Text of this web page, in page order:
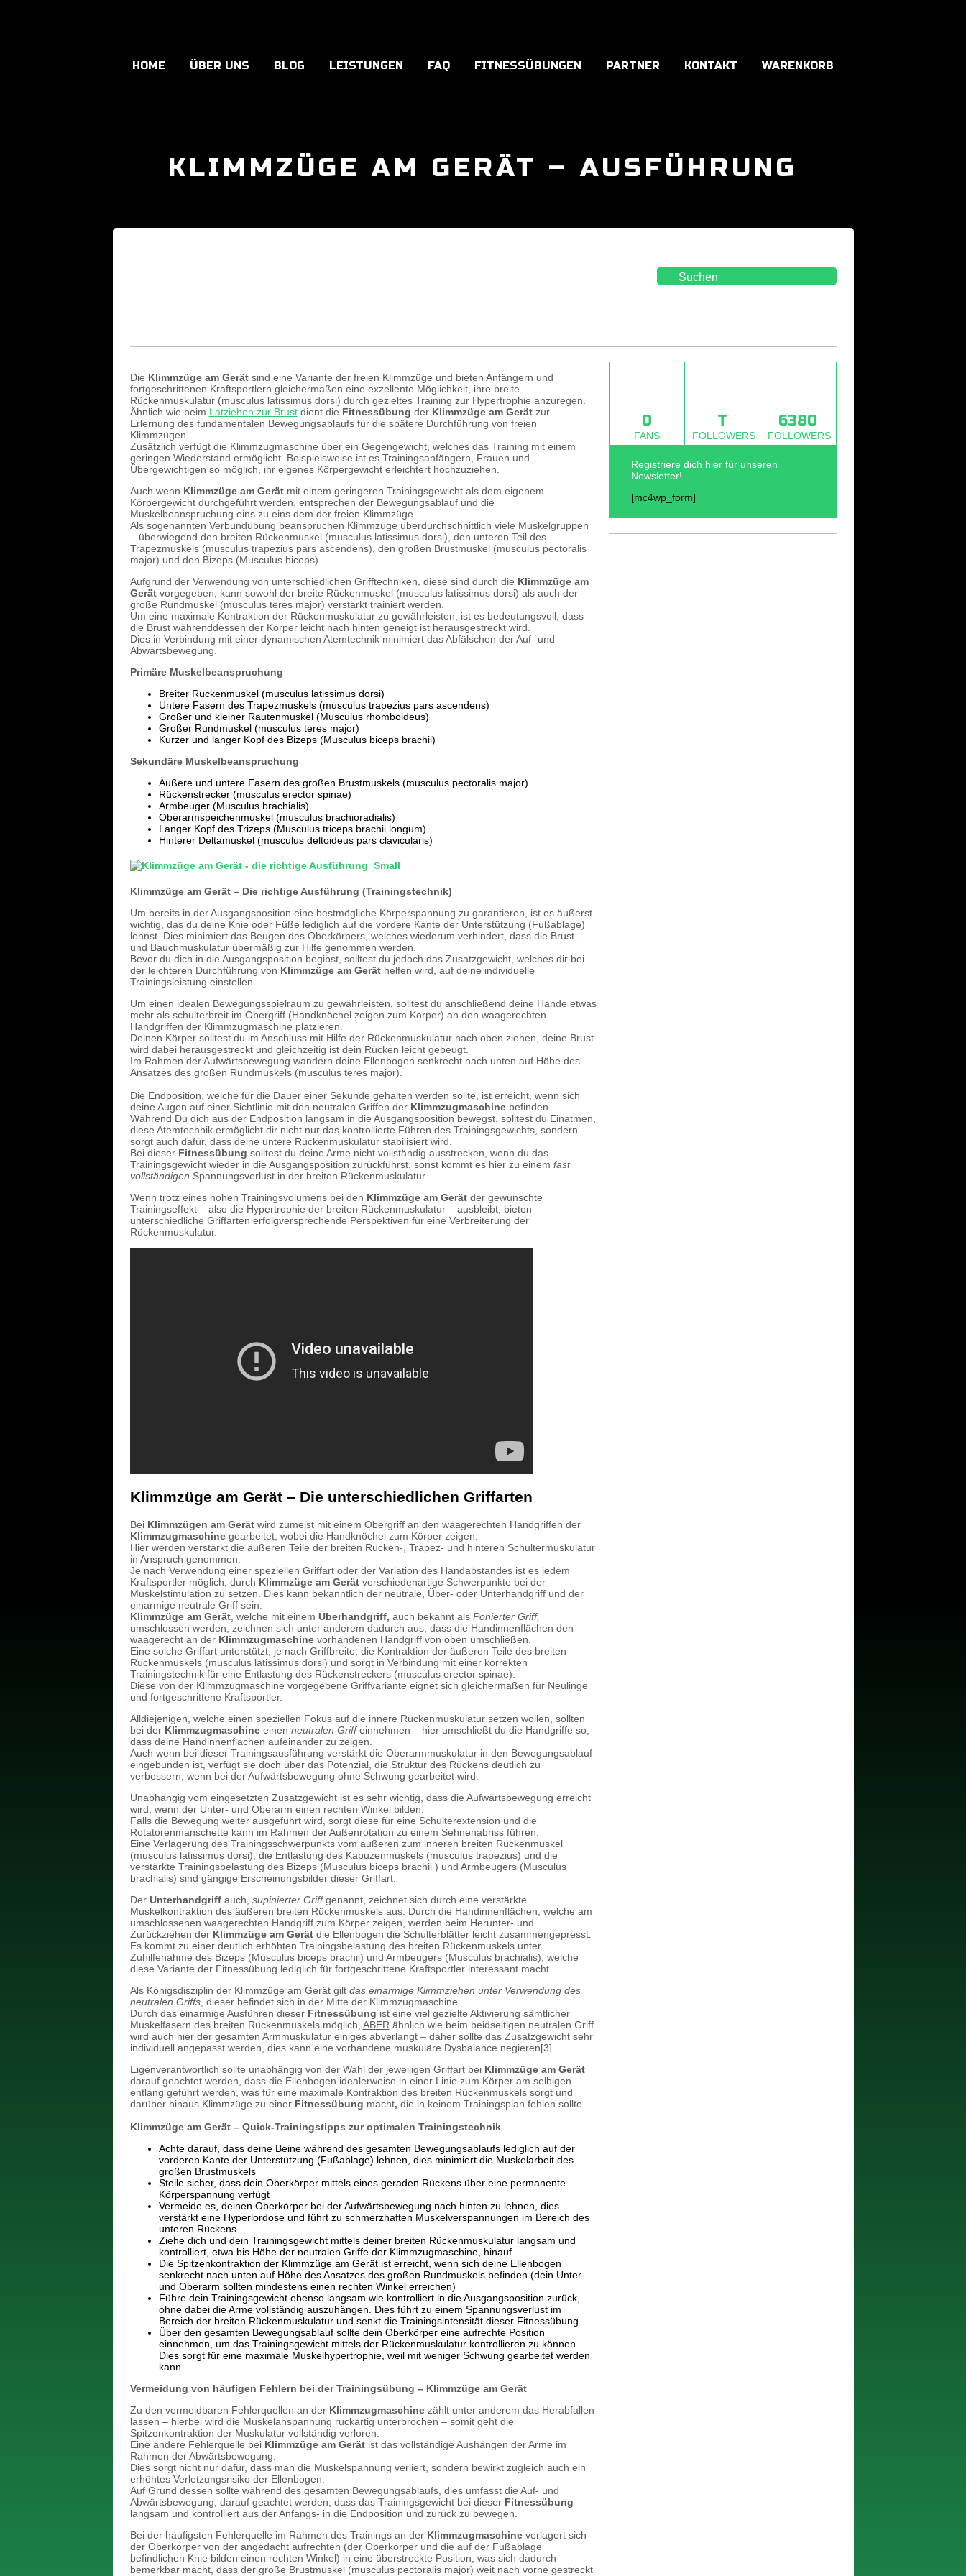
HOME ÜBER UNS BLOG LEISTUNGEN FAQ FITNESSÜBUNGEN PARTNER KONTAKT WARENKORB
KLIMMZÜGE AM GERÄT – AUSFÜHRUNG
Die Klimmzüge am Gerätsind eine Variante der freien Klimmzüge und bieten Anfängern und
fortgeschrittenen Kraftsportlern gleichermaßen eine exzellente Möglichkeit, ihre breite
Rückenmuskulatur (musculus latissimus dorsi) durch gezieltes Training zur Hypertrophie anzuregen.
Ähnlich wie beim Latziehen zur Brustdient die Fitnessübung der Klimmzüge am Gerätzur
Erlernung des fundamentalen Bewegungsablaufs für die spätere Durchführung von freien
Klimmzügen.
Zusätzlich verfügt die Klimmzugmaschine über ein Gegengewicht, welches das Training mit einem
geringen Wiederstand ermöglicht. Beispielsweise ist es Trainingsanfängern, Frauen und
Übergewichtigen so möglich, ihr eigenes Körpergewicht erleichtert hochzuziehen.
Auch wenn Klimmzüge am Gerätmit einem geringeren Trainingsgewicht als dem eigenem
Körpergewicht durchgeführt werden, entsprechen der Bewegungsablauf und die
Muskelbeanspruchung eins zu eins dem der freien Klimmzüge.
Als sogenannten Verbundübung beanspruchen Klimmzüge überdurchschnittlich viele Muskelgruppen
– überwiegend den breiten Rückenmuskel (musculus latissimus dorsi), den unteren Teil des
Trapezmuskels (musculus trapezius pars ascendens), den großen Brustmuskel (musculus pectoralis
major) und den Bizeps (Musculus biceps).
Aufgrund der Verwendung von unterschiedlichen Grifftechniken, diese sind durch die Klimmzüge am
Gerätvorgegeben, kann sowohl der breite Rückenmuskel (musculus latissimus dorsi) als auch der
große Rundmuskel (musculus teres major) verstärkt trainiert werden.
Um eine maximale Kontraktion der Rückenmuskulatur zu gewährleisten, ist es bedeutungsvoll, dass
die Brust währenddessen der Körper leicht nach hinten geneigt ist herausgestreckt wird.
Dies in Verbindung mit einer dynamischen Atemtechnik minimiert das Abfälschen der Auf- und
Abwärtsbewegung.
Primäre Muskelbeanspruchung
Breiter Rückenmuskel (musculus latissimus dorsi)
Untere Fasern des Trapezmuskels (musculus trapezius pars ascendens)
Großer und kleiner Rautenmuskel (Musculus rhomboideus)
Großer Rundmuskel (musculus teres major)
Kurzer und langer Kopf des Bizeps (Musculus biceps brachii)
Sekundäre Muskelbeanspruchung
Äußere und untere Fasern des großen Brustmuskels (musculus pectoralis major)
Rückenstrecker (musculus erector spinae)
Armbeuger (Musculus brachialis)
Oberarmspeichenmuskel (musculus brachioradialis)
Langer Kopf des Trizeps (Musculus triceps brachii longum)
Hinterer Deltamuskel (musculus deltoideus pars clavicularis)
Klimmzüge am Gerät – Die richtige Ausführung (Trainingstechnik)
Um bereits in der Ausgangsposition eine bestmögliche Körperspannung zu garantieren, ist es äußerst
wichtig, das du deine Knie oder Füße lediglich auf die vordere Kante der Unterstützung (Fußablage)
lehnst. Dies minimiert das Beugen des Oberkörpers, welches wiederum verhindert, dass die Brust-
und Bauchmuskulatur übermäßig zur Hilfe genommen werden.
Bevor du dich in die Ausgangsposition begibst, solltest du jedoch das Zusatzgewicht, welches dir bei
der leichteren Durchführung von Klimmzüge am Geräthelfen wird, auf deine individuelle
Trainingsleistung einstellen.
Um einen idealen Bewegungsspielraum zu gewährleisten, solltest du anschließend deine Hände etwas
mehr als schulterbreit im Obergriff (Handknöchel zeigen zum Körper) an den waagerechten
Handgriffen der Klimmzugmaschine platzieren.
Deinen Körper solltest du im Anschluss mit Hilfe der Rückenmuskulatur nach oben ziehen, deine Brust
wird dabei herausgestreckt und gleichzeitig ist dein Rücken leicht gebeugt.
Im Rahmen der Aufwärtsbewegung wandern deine Ellenbogen senkrecht nach unten auf Höhe des
Ansatzes des großen Rundmuskels (musculus teres major).
Die Endposition, welche für die Dauer einer Sekunde gehalten werden sollte, ist erreicht, wenn sich
deine Augen auf einer Sichtlinie mit den neutralen Griffen der Klimmzugmaschinebefinden.
Während Du dich aus der Endposition langsam in die Ausgangsposition bewegst, solltest du Einatmen,
diese Atemtechnik ermöglicht dir nicht nur das kontrollierte Führen des Trainingsgewichts, sondern
sorgt auch dafür, dass deine untere Rückenmuskulatur stabilisiert wird.
Bei dieser Fitnessübung solltest du deine Arme nicht vollständig ausstrecken, wenn du das
Trainingsgewicht wieder in die Ausgangsposition zurückführst, sonst kommt es hier zu einem fast
vollständigen Spannungsverlust in der breiten Rückenmuskulatur.
Wenn trotz eines hohen Trainingsvolumens bei den Klimmzüge am Gerätder gewünschte
Trainingseffekt – also die Hypertrophie der breiten Rückenmuskulatur – ausbleibt, bieten
unterschiedliche Griffarten erfolgversprechende Perspektiven für eine Verbreiterung der
Rückenmuskulatur.
Klimmzüge am Gerät – Die unterschiedlichen Griffarten
Bei Klimmzügen am Gerätwird zumeist mit einem Obergriff an den waagerechten Handgriffen der
Klimmzugmaschinegearbeitet, wobei die Handknöchel zum Körper zeigen.
Hier werden verstärkt die äußeren Teile der breiten Rücken-, Trapez- und hinteren Schultermuskulatur
in Anspruch genommen.
Je nach Verwendung einer speziellen Griffart oder der Variation des Handabstandes ist es jedem
Kraftsportler möglich, durch Klimmzüge am Gerätverschiedenartige Schwerpunkte bei der
Muskelstimulation zu setzen. Dies kann bekanntlich der neutrale, Über- oder Unterhandgriff und der
einarmige neutrale Griff sein.
Klimmzüge am Gerät, welche mit einem Überhandgriff, auch bekannt als Ponierter Griff,
umschlossen werden, zeichnen sich unter anderem dadurch aus, dass die Handinnenflächen den
waagerecht an der Klimmzugmaschinevorhandenen Handgriff von oben umschließen.
Eine solche Griffart unterstützt, je nach Griffbreite, die Kontraktion der äußeren Teile des breiten
Rückenmuskels (musculus latissimus dorsi) und sorgt in Verbindung mit einer korrekten
Trainingstechnik für eine Entlastung des Rückenstreckers (musculus erector spinae).
Diese von der Klimmzugmaschine vorgegebene Griffvariante eignet sich gleichermaßen für Neulinge
und fortgeschrittene Kraftsportler.
Alldiejenigen, welche einen speziellen Fokus auf die innere Rückenmuskulatur setzen wollen, sollten
bei der Klimmzugmaschineeinen neutralen Griffeinnehmen – hier umschließt du die Handgriffe so,
dass deine Handinnenflächen aufeinander zu zeigen.
Auch wenn bei dieser Trainingsausführung verstärkt die Oberarmmuskulatur in den Bewegungsablauf
eingebunden ist, verfügt sie doch über das Potenzial, die Struktur des Rückens deutlich zu
verbessern, wenn bei der Aufwärtsbewegung ohne Schwung gearbeitet wird.
Unabhängig vom eingesetzten Zusatzgewicht ist es sehr wichtig, dass die Aufwärtsbewegung erreicht
wird, wenn der Unter- und Oberarm einen rechten Winkel bilden.
Falls die Bewegung weiter ausgeführt wird, sorgt diese für eine Schulterextension und die
Rotatorenmanschette kann im Rahmen der Außenrotation zu einem Sehnenabriss führen.
Eine Verlagerung des Trainingsschwerpunkts vom äußeren zum inneren breiten Rückenmuskel
(musculus latissimus dorsi), die Entlastung des Kapuzenmuskels (musculus trapezius) und die
verstärkte Trainingsbelastung des Bizeps (Musculus biceps brachii ) und Armbeugers (Musculus
brachialis) sind gängige Erscheinungsbilder dieser Griffart.
Der Unterhandgriffauch, supinierter Griffgenannt, zeichnet sich durch eine verstärkte
Muskelkontraktion des äußeren breiten Rückenmuskels aus. Durch die Handinnenflächen, welche am
umschlossenen waagerechten Handgriff zum Körper zeigen, werden beim Herunter- und
Zurückziehen der Klimmzüge am Gerätdie Ellenbogen die Schulterblätter leicht zusammengepresst.
Es kommt zu einer deutlich erhöhten Trainingsbelastung des breiten Rückenmuskels unter
Zuhilfenahme des Bizeps (Musculus biceps brachii) und Armbeugers (Musculus brachialis), welche
diese Variante der Fitnessübung lediglich für fortgeschrittene Kraftsportler interessant macht.
Als Königsdisziplin der Klimmzüge am Gerät gilt das einarmige Klimmziehen unter Verwendung des
neutralen Griffs, dieser befindet sich in der Mitte der Klimmzugmaschine.
Durch das einarmige Ausführen dieser Fitnessübung ist eine viel gezielte Aktivierung sämtlicher
Muskelfasern des breiten Rückenmuskels möglich, ABER ähnlich wie beim beidseitigen neutralen Griff
wird auch hier der gesamten Armmuskulatur einiges abverlangt – daher sollte das Zusatzgewicht sehr
individuell angepasst werden, dies kann eine vorhandene muskuläre Dysbalance negieren[3].
Eigenverantwortlich sollte unabhängig von der Wahl der jeweiligen Griffart bei Klimmzüge am Gerät
darauf geachtet werden, dass die Ellenbogen idealerweise in einer Linie zum Körper am selbigen
entlang geführt werden, was für eine maximale Kontraktion des breiten Rückenmuskels sorgt und
darüber hinaus Klimmzüge zu einer Fitnessübung macht, die in keinem Trainingsplan fehlen sollte.
Klimmzüge am Gerät – Quick-Trainingstipps zur optimalen Trainingstechnik
Achte darauf, dass deine Beine während des gesamten Bewegungsablaufs lediglich auf der
vorderen Kante der Unterstützung (Fußablage) lehnen, dies minimiert die Muskelarbeit des
großen Brustmuskels
Stelle sicher, dass dein Oberkörper mittels eines geraden Rückens über eine permanente
Körperspannung verfügt
Vermeide es, deinen Oberkörper bei der Aufwärtsbewegung nach hinten zu lehnen, dies
verstärkt eine Hyperlordose und führt zu schmerzhaften Muskelverspannungen im Bereich des
unteren Rückens
Ziehe dich und dein Trainingsgewicht mittels deiner breiten Rückenmuskulatur langsam und
kontrolliert, etwa bis Höhe der neutralen Griffe der Klimmzugmaschine, hinauf
Die Spitzenkontraktion der Klimmzüge am Gerät ist erreicht, wenn sich deine Ellenbogen
senkrecht nach unten auf Höhe des Ansatzes des großen Rundmuskels befinden (dein Unter-
und Oberarm sollten mindestens einen rechten Winkel erreichen)
Führe dein Trainingsgewicht ebenso langsam wie kontrolliert in die Ausgangsposition zurück,
ohne dabei die Arme vollständig auszuhängen. Dies führt zu einem Spannungsverlust im
Bereich der breiten Rückenmuskulatur und senkt die Trainingsintensität dieser Fitnessübung
Über den gesamten Bewegungsablauf sollte dein Oberkörper eine aufrechte Position
einnehmen, um das Trainingsgewicht mittels der Rückenmuskulatur kontrollieren zu können.
Dies sorgt für eine maximale Muskelhypertrophie, weil mit weniger Schwung gearbeitet werden
kann
Vermeidung von häufigen Fehlern bei der Trainingsübung – Klimmzüge am Gerät
Zu den vermeidbaren Fehlerquellen an der Klimmzugmaschinezählt unter anderem das Herabfallen
lassen – hierbei wird die Muskelanspannung ruckartig unterbrochen – somit geht die
Spitzenkontraktion der Muskulatur vollständig verloren.
Eine andere Fehlerquelle bei Klimmzüge am Gerätist das vollständige Aushängen der Arme im
Rahmen der Abwärtsbewegung.
Dies sorgt nicht nur dafür, dass man die Muskelspannung verliert, sondern bewirkt zugleich auch ein
erhöhtes Verletzungsrisiko der Ellenbogen.
Auf Grund dessen sollte während des gesamten Bewegungsablaufs, dies umfasst die Auf- und
Abwärtsbewegung, darauf geachtet werden, dass das Trainingsgewicht bei dieser Fitnessübung
langsam und kontrolliert aus der Anfangs- in die Endposition und zurück zu bewegen.
Bei der häufigsten Fehlerquelle im Rahmen des Trainings an der Klimmzugmaschineverlagert sich
der Oberkörper von der angedacht aufrechten (der Oberkörper und die auf der Fußablage
befindlichen Knie bilden einen rechten Winkel) in eine überstreckte Position, was sich dadurch
bemerkbar macht, dass der große Brustmuskel (musculus pectoralis major) weit nach vorne gestreckt
0
FANS
T
FOLLOWERS
6380
FOLLOWERS
Registriere dich hier für unseren
Newsletter!
[mc4wp_form]